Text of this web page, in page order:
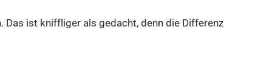
Das ist kniffliger als gedacht, denn die Differenz